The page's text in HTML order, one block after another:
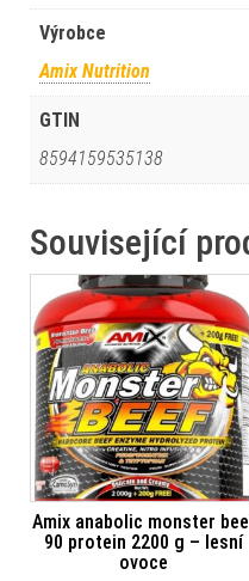
Výrobce
Amix Nutrition
GTIN
8594159535138
Související
Amix anabolic monster
90 protein 2200 g – lesní
ovoce